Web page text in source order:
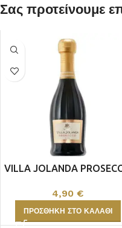
Σας προτείνουμε
VILLA JOLANDA
4,90 €
ΠΡΟΣΘΉΚΗ ΣΤΟ ΚΑΛΆΘΙ